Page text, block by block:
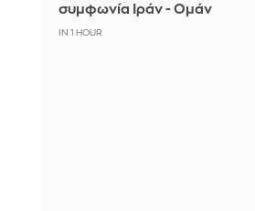
συμφωνία Ιράν - Ομάν
IN 1 HOUR